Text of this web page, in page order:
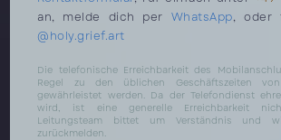
an, melde dich per WhatsApp, oder
@holy.grief.art
Die telefonische Erreichbarkeit des
Regel zu den üblichen Geschäftszeiten
gewährleistet werden. Da der Telefondienst
wird, ist eine generelle Erreichbarkeit
Leitungsteam bittet um Verständnis und
zurückmelden.